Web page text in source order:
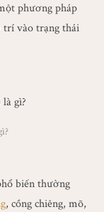
phương pháp
trí vào trạng thái
biến thường
, cồng chiêng, mõ,